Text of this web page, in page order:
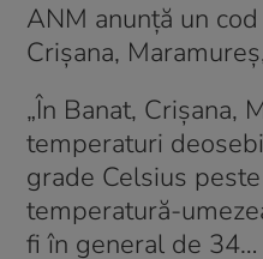
ANM anunţă un
Crișana,
„În Banat, Crișana,
temperaturi
grade Celsius
temperatură-
fi în general de